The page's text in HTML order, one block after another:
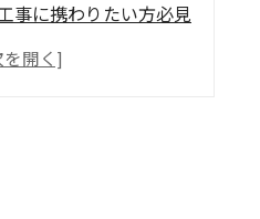
事に携わりたい方必見
待できる！